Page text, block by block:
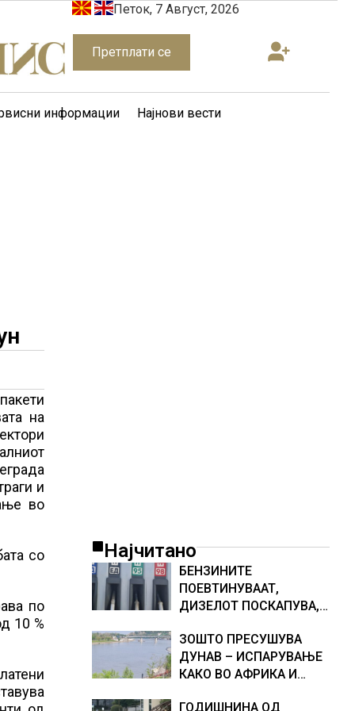
Петок, 7 Август, 2026
Претплати се
информации Најнови вести
на
и
во
со
по
10 %
Најчитано
БЕНЗИНИТЕ
ПОЕВТИНУВААТ,
ДИЗЕЛОТ ПОСКАПУВА,
ГОРИВАТА
ЗОШТО ПРЕСУШУВА
ДУНАВ – ИСПАРУВАЊЕ
КАКО ВО АФРИКА И
ГОДИШНИНА ОД